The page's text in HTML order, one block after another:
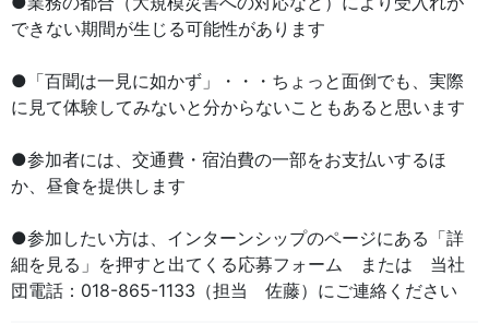
できない期間が生じる可能性があります
●「百聞は一見に如かず」・・・ちょっと面倒でも、実際
に見て体験してみないと分からないこともあると思います
●参加者には、交通費・宿泊費の一部をお支払いするほ
か、昼食を提供します
●参加したい方は、インターンシップのページにある「詳
細を見る」を押すと出てくる応募フォーム または 当社
団電話：018-865-1133（担当 佐藤）にご連絡ください